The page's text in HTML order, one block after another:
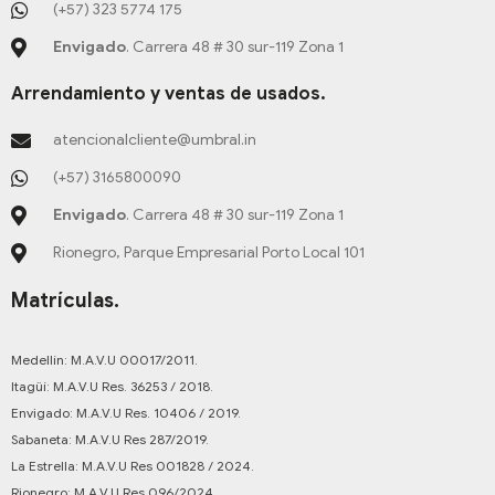
f
(+57) 323 5774 175
Envigado. Carrera 48 # 30 sur-119 Zona 1
Arrendamiento y ventas de usados.
atencionalcliente@umbral.in
(+57) 3165800090
Envigado. Carrera 48 # 30 sur-119 Zona 1
Rionegro, Parque Empresarial Porto Local 101
Matrículas.
Medellín: M.A.V.U 00017/2011.
Itagüí: M.A.V.U Res. 36253 / 2018.
Envigado: M.A.V.U Res. 10406 / 2019.
Sabaneta: M.A.V.U Res 287/2019.
La Estrella: M.A.V.U Res 001828 / 2024.